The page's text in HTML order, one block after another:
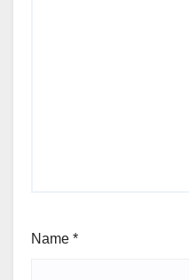
Name *